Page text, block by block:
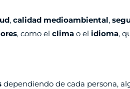
, calidad medioambiental,
, como el clima o el idioma,
dependiendo de cada persona,